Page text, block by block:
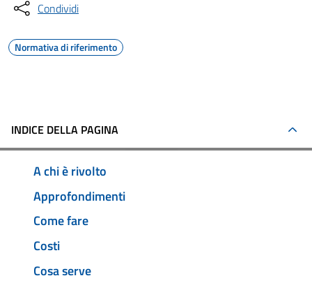
Condividi
Normativa di riferimento
INDICE DELLA PAGINA
A chi è rivolto
Approfondimenti
Come fare
Costi
Cosa serve